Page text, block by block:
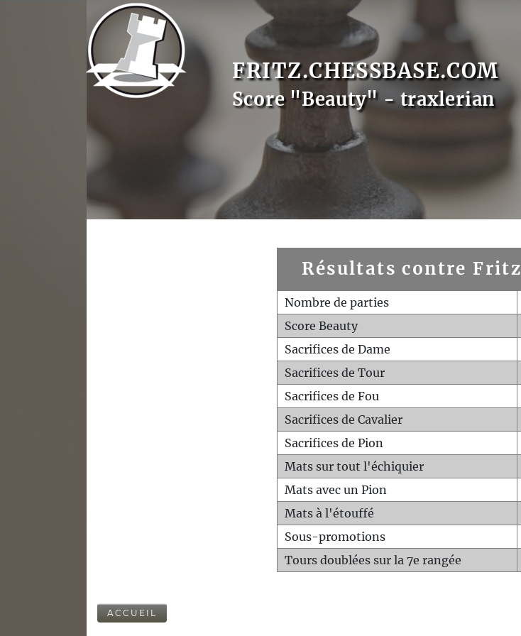
FRITZ.CHESSBASE.COM
Score "Beauty" - traxlerian
Résultats contre Fritz
Nombre de parties
Score Beauty
Sacrifices de Dame
Sacrifices de Tour
Sacrifices de Fou
Sacrifices de Cavalier
Sacrifices de Pion
Mats sur tout l'échiquier
Mats avec un Pion
Mats à l'étouffé
Sous-promotions
Tours doublées sur la 7e rangée
ACCUEIL